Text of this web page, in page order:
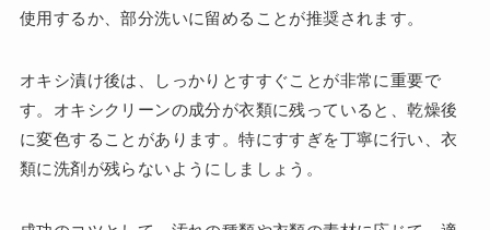
使用するか、部分洗いに留めることが推奨されます。
オキシ漬け後は、しっかりとすすぐことが非常に重要で
す。オキシクリーンの成分が衣類に残っていると、乾燥後
に変色することがあります。特にすすぎを丁寧に行い、衣
類に洗剤が残らないようにしましょう。